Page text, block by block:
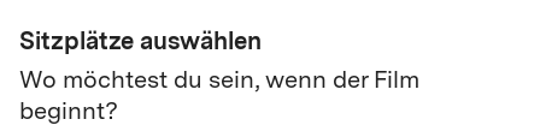
Sitzplätze auswählen
Wo möchtest du sein, wenn der Film
beginnt?